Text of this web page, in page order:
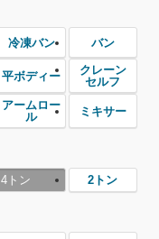
冷凍バン バン
平ボディー
クレーン
セルフ
アームロー
ル
ミキサー
4トン 2トン